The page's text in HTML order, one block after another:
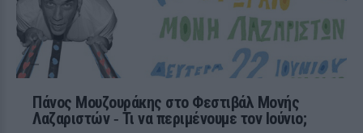
Πάνος Μουζουράκης στο Φεστιβάλ Μονής
Λαζαριστών ‑ Τι να περιμένουμε τον Ιούνιο;